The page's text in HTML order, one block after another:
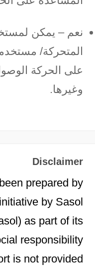
نعم – يمكن
المتحركة/
على الحركة
وغيرها.
Disclaimer
prepared by
by Sasol
as part of its
responsibility
is not provided